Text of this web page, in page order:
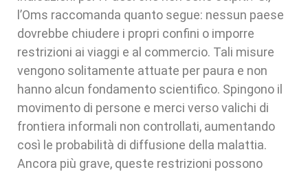
l’Oms raccomanda quanto segue: nessun paese
dovrebbe chiudere i propri confini o imporre
restrizioni ai viaggi e al commercio. Tali misure
vengono solitamente attuate per paura e non
hanno alcun fondamento scientifico. Spingono il
movimento di persone e merci verso valichi di
frontiera informali non controllati, aumentando
così le probabilità di diffusione della malattia.
Ancora più grave, queste restrizioni possono